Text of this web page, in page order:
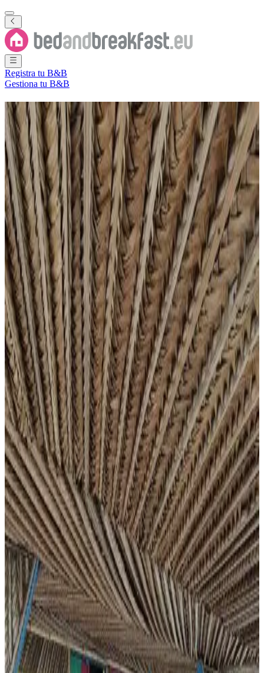
Registra tu B&B
Gestiona tu B&B
B&B Comoras
4 Bed and Breakfasts Comoras
Filtra
Ordena por
Mapa
Tipo de habitación
Habitación de invitados
Apartamento
Casa de vacaciones
Destinos populares
Gran Comora ( 4 )
Puntuación de las reseñas
Servicios generales
Wifi (gratuito)
Estación de carga para coches eléctricos
Jardín
Se admiten mascotas (previa consulta)
Aparcamiento (gratuito)
Terraza
Servicios de las habitaciones
Baño privado
Entrada privada
Aire acondicionado
Terraza privada
Cocina privada
Cocina pequeña
Ver más
Accesibilidad
Planta baja
Le Dhow
Moroni